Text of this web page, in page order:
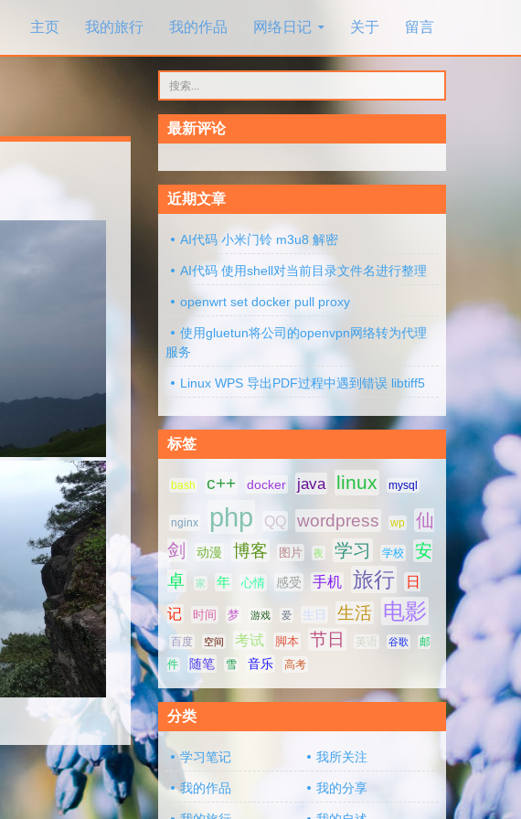
主页
我的旅行 我的作品 网络日记 关于 留言
索：
最新评论
近期文章
AI代码 小米门铃 m3u8 解密
AI代码 使用shell对当前目录文件名进行整理
openwrt set docker pull proxy
使用gluetun将公司的openvpn网络转为代理
服务
Linux WPS 导出PDF过程中遇到错误 libtiff5
标签
bash c++ docker java linux mysql
nginx php QQ wordpress wp
仙
剑
动漫 博客 图片 夜 学习 学校
安
卓
家 年 心情 感受 手机 旅行 日
记 时间 梦 游戏 爱 生日 生活 电影
百度 空间 考试 脚本 节日 英语 谷歌 邮
件 随笔 雪 音乐 高考
分类
学习笔记 我所关注
我的作品 我的分享